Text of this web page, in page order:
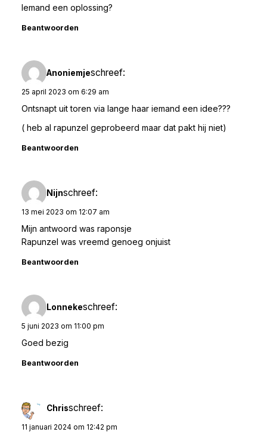
Iemand een oplossing?
Beantwoorden
Anoniemjeschreef:
25 april 2023 om 6:29 am
Ontsnapt uit toren via lange haar iemand een idee???
( heb al rapunzel geprobeerd maar dat pakt hij niet)
Beantwoorden
Nijnschreef:
13 mei 2023 om 12:07 am
Mijn antwoord was raponsje
Rapunzel was vreemd genoeg onjuist
Beantwoorden
Lonnekeschreef:
5 juni 2023 om 11:00 pm
Goed bezig
Beantwoorden
Chrisschreef:
11 januari 2024 om 12:42 pm